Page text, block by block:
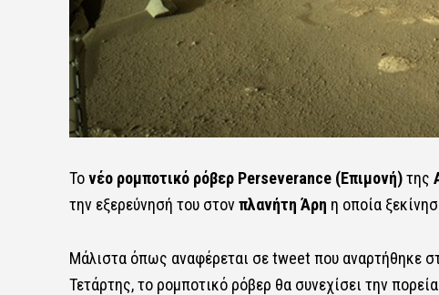
Τονέο ρομποτικό ρόβερ Perseverance(Επιμονή)της
την εξερεύνησή του στονπλανήτη Άρη η οποία
Μάλιστα όπως αναφέρεται σε tweet που αναρτήθηκε
Τετάρτης, το ρομποτικό ρόβερ θα συνεχίσει την